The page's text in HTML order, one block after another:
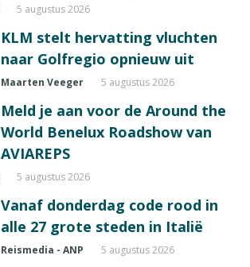
5 augustus 2026
KLM stelt hervatting vluchten
naar Golfregio opnieuw uit
Maarten Veeger 5 augustus 2026
Meld je aan voor de Around the
World Benelux Roadshow van
AVIAREPS
5 augustus 2026
Vanaf donderdag code rood in
alle 27 grote steden in Italië
Reismedia - ANP 5 augustus 2026